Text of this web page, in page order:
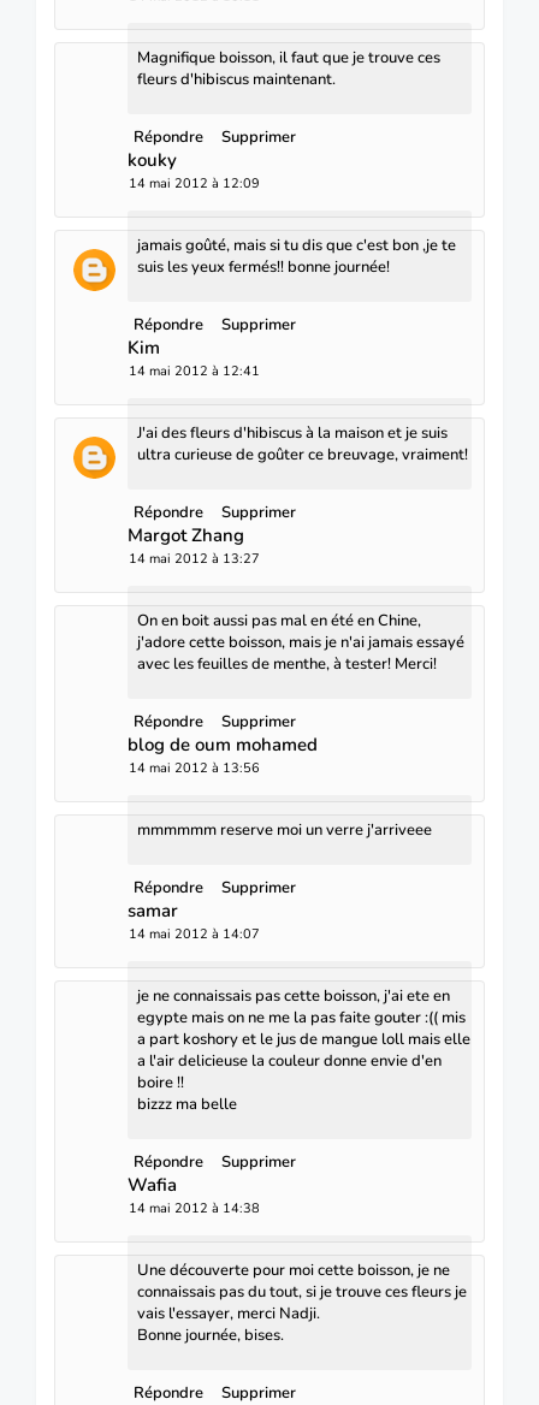
Magnifique boisson, il faut que je trouve ces
fleurs d'hibiscus maintenant.
Répondre Supprimer
kouky
14 mai 2012 à 12:09
jamais goûté, mais si tu dis que c'est bon ,je te
suis les yeux fermés!! bonne journée!
Répondre Supprimer
Kim
14 mai 2012 à 12:41
J'ai des fleurs d'hibiscus à la maison et je suis
ultra curieuse de goûter ce breuvage, vraiment!
Répondre Supprimer
Margot Zhang
14 mai 2012 à 13:27
On en boit aussi pas mal en été en Chine,
j'adore cette boisson, mais je n'ai jamais essayé
avec les feuilles de menthe, à tester! Merci!
Répondre Supprimer
blog de oum mohamed
14 mai 2012 à 13:56
mmmmmm reserve moi un verre j'arriveee
Répondre Supprimer
samar
14 mai 2012 à 14:07
je ne connaissais pas cette boisson, j'ai ete en
egypte mais on ne me la pas faite gouter :(( mis
a part koshory et le jus de mangue loll mais elle
a l'air delicieuse la couleur donne envie d'en
boire !!
bizzz ma belle
Répondre Supprimer
Wafia
14 mai 2012 à 14:38
Une découverte pour moi cette boisson, je ne
connaissais pas du tout, si je trouve ces fleurs je
vais l'essayer, merci Nadji.
Bonne journée, bises.
Répondre Supprimer